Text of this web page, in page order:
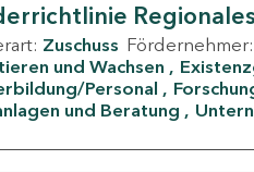
Zuschuss Fördernehmer:
und Wachsen
Personal
und Beratung